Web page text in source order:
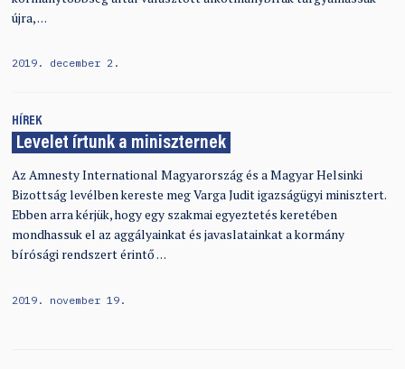
újra, …
2019. december 2.
HÍREK
Levelet írtunk a miniszternek
Az Amnesty International Magyarország és a Magyar Helsinki
Bizottság levélben kereste meg Varga Judit igazságügyi minisztert.
Ebben arra kérjük, hogy egy szakmai egyeztetés keretében
mondhassuk el az aggályainkat és javaslatainkat a kormány
bírósági rendszert érintő …
2019. november 19.